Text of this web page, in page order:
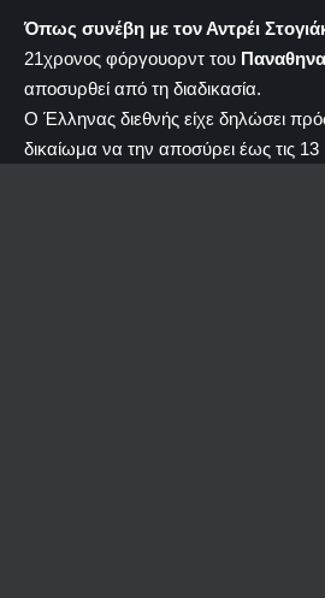
Όπως συνέβη με τον Αντρέι
21χρονος φόργουορντ του
αποσυρθεί από τη διαδικασία.
Ο Έλληνας διεθνής είχε δηλώσει
δικαίωμα να την αποσύρει έως τις 13